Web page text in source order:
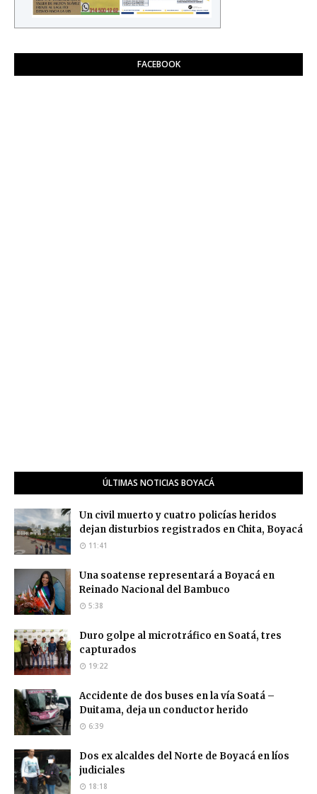
FACEBOOK
ÚLTIMAS NOTICIAS BOYACÁ
Un civil muerto y cuatro policías heridos
dejan disturbios registrados en Chita, Boyacá
11:41
Una soatense representará a Boyacá en
Reinado Nacional del Bambuco
5:38
Duro golpe al microtráfico en Soatá, tres
capturados
19:22
Accidente de dos buses en la vía Soatá –
Duitama, deja un conductor herido
6:39
Dos ex alcaldes del Norte de Boyacá en líos
judiciales
18:18